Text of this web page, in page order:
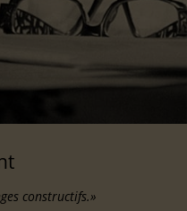
constructifs.»